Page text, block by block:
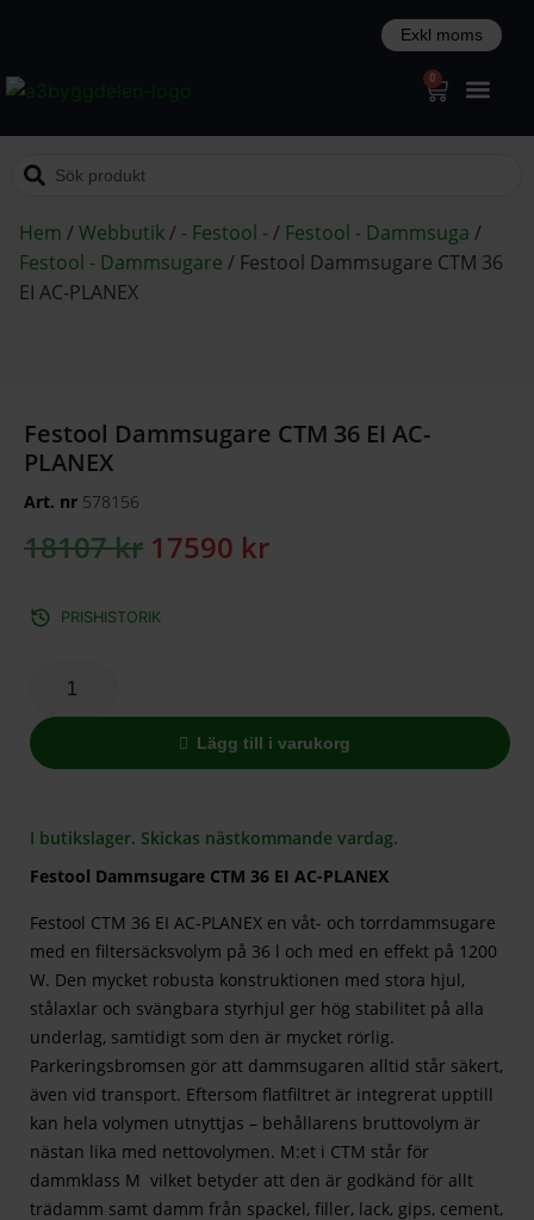
0
Hem /Webbutik/ - Festool -/ Festool - Dammsuga /
Festool - Dammsugare / Festool Dammsugare CTM 36
EI AC-PLANEX
Festool Dammsugare CTM 36 EI AC-
PLANEX
Art. nr 578156
18107kr 17590 kr
PRISHISTORIK
Lägg till i varukorg
I butikslager. Skickas nästkommande vardag.
Festool Dammsugare CTM 36 EI AC-PLANEX
Festool CTM 36 EI AC-PLANEX en våt- och torrdammsugare
med en filtersäcksvolym på 36 l och med en effekt på 1200
W. Den mycket robusta konstruktionen med stora hjul,
stålaxlar och svängbara styrhjul ger hög stabilitet på alla
underlag, samtidigt som den är mycket rörlig.
Parkeringsbromsen gör att dammsugaren alltid står säkert,
även vid transport. Eftersom flatfiltret är integrerat upptill
kan hela volymen utnyttjas – behållarens bruttovolym är
nästan lika med nettovolymen. M:et i CTM står för
dammklass M vilket betyder att den är godkänd för allt
trädamm samt damm från spackel, filler, lack, gips, cement,